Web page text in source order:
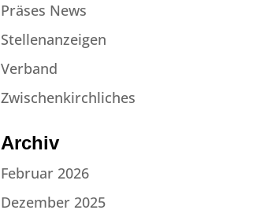
Präses News
Stellenanzeigen
Verband
Zwischenkirchliches
Archiv
Februar 2026
Dezember 2025